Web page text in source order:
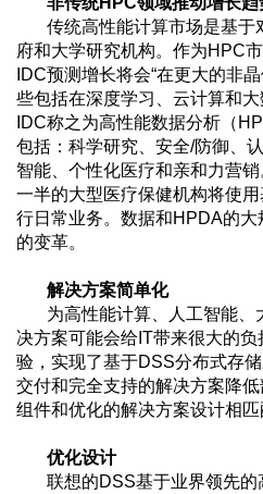
传统高性能计算市场是基于
府和大学研究机构。作为HPC
IDC预测增长将会“在更大的非
些包括在深度学习、云计算和
IDC称之为高性能数据分析（
包括：科学研究、安全/防御、
智能、个性化医疗和亲和力营
一半的大型医疗保健机构将使
行日常业务。数据和HPDA的
的变革。
解决方案简单化
为高性能计算、人工智能
决方案可能会给IT带来很大的
验，实现了基于DSS分布式存
交付和完全支持的解决方案降
组件和优化的解决方案设计相匹
优化设计
联想的DSS基于业界领先